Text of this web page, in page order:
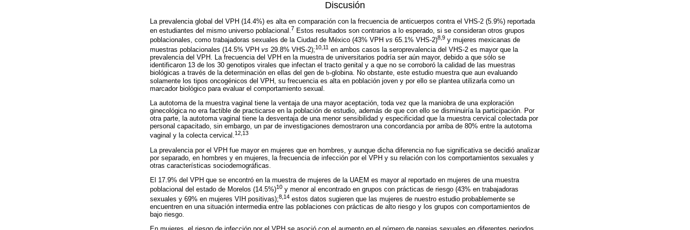
Discusión
La prevalencia global del VPH (14.4%) es alta en comparación con la frecuencia de anticuerpos contra el VHS-2 (5.9%) reportada
en estudiantes del mismo universo poblacional.7 Estos resultados son contrarios a lo esperado, si se consideran otros grupos
poblacionales, como trabajadoras sexuales de la Ciudad de México (43% VPH vs 65.1% VHS-2)8,9 y mujeres mexicanas de
muestras poblacionales (14.5% VPH vs 29.8% VHS-2);10,11 en ambos casos la seroprevalencia del VHS-2 es mayor que la
prevalencia del VPH. La frecuencia del VPH en la muestra de universitarios podría ser aún mayor, debido a que sólo se
identificaron 13 de los 30 genotipos virales que infectan el tracto genital y a que no se corroboró la calidad de las muestras
biológicas a través de la determinación en ellas del gen de b-globina. No obstante, este estudio muestra que aun evaluando
solamente los tipos oncogénicos del VPH, su frecuencia es alta en población joven y por ello se plantea utilizarla como un
marcador biológico para evaluar el comportamiento sexual.
La autotoma de la muestra vaginal tiene la ventaja de una mayor aceptación, toda vez que la maniobra de una exploración
ginecológica no era factible de practicarse en la población de estudio, además de que con ello se disminuiría la participación. Por
otra parte, la autotoma vaginal tiene la desventaja de una menor sensibilidad y especificidad que la muestra cervical colectada por
personal capacitado, sin embargo, un par de investigaciones demostraron una concordancia por arriba de 80% entre la autotoma
vaginal y la colecta cervical.12,13
La prevalencia por el VPH fue mayor en mujeres que en hombres, y aunque dicha diferencia no fue significativa se decidió analizar
por separado, en hombres y en mujeres, la frecuencia de infección por el VPH y su relación con los comportamientos sexuales y
otras características sociodemográficas.
El 17.9% del VPH que se encontró en la muestra de mujeres de la UAEM es mayor al reportado en mujeres de una muestra
poblacional del estado de Morelos (14.5%)10 y menor al encontrado en grupos con prácticas de riesgo (43% en trabajadoras
sexuales y 69% en mujeres VIH positivas);8,14 estos datos sugieren que las mujeres de nuestro estudio probablemente se
encuentren en una situación intermedia entre las poblaciones con prácticas de alto riesgo y los grupos con comportamientos de
bajo riesgo.